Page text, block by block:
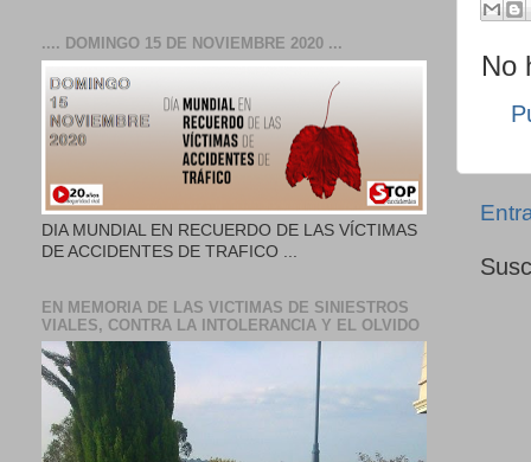
No
.... DOMINGO 15 DE NOVIEMBRE 2020 ...
DIA MUNDIAL EN RECUERDO DE LAS VÍCTIMAS
DE ACCIDENTES DE TRAFICO ...
EN MEMORIA DE LAS VICTIMAS DE SINIESTROS
VIALES, CONTRA LA INTOLERANCIA Y EL OLVIDO